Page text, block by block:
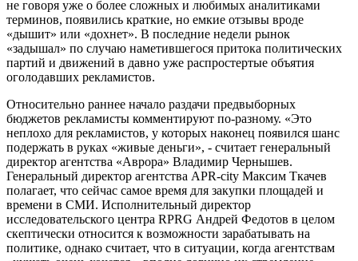
не говоря уже о более сложных и любимых аналитиками
терминов, появились краткие, но емкие отзывы вроде
«дышит» или «дохнет». В последние недели рынок
«задышал» по случаю наметившегося притока политических
партий и движений в давно уже распростертые объятия
оголодавших рекламистов.
Относительно раннее начало раздачи предвыборных
бюджетов рекламисты комментируют по-разному. «Это
неплохо для рекламистов, у которых наконец появился шанс
подержать в руках «живые деньги», - считает генеральный
директор агентства «Аврора» Владимир Чернышев.
Генеральный директор агентства APR-city Максим Ткачев
полагает, что сейчас самое время для закупки площадей и
времени в СМИ. Исполнительный директор
исследовательского центра RPRG Андрей Федотов в целом
скептически относится к возможности зарабатывать на
политике, однако считает, что в ситуации, когда агентствам